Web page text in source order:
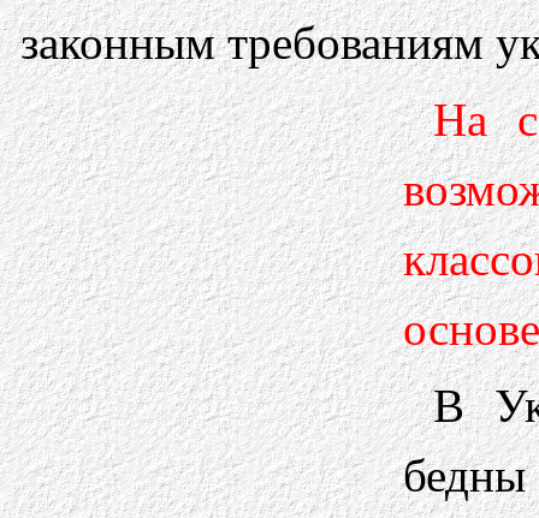
законным требованиям
На
основе
В